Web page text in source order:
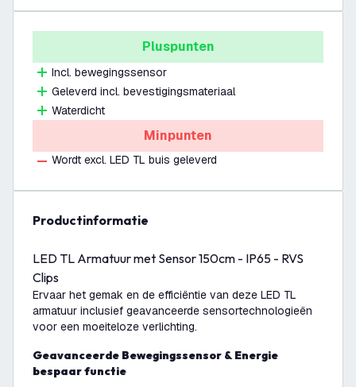
Pluspunten
Incl. bewegingssensor
Geleverd incl. bevestigingsmateriaal
Waterdicht
Minpunten
Wordt excl. LED TL buis geleverd
productinformatie
LED TL Armatuur met Sensor 150cm - IP65 - RVS
Clips
Ervaar het gemak en de efficiëntie van deze LED TL
armatuur inclusief geavanceerde sensortechnologieën
voor een moeiteloze verlichting.
Geavanceerde Bewegingssensor & Energie
bespaar functie